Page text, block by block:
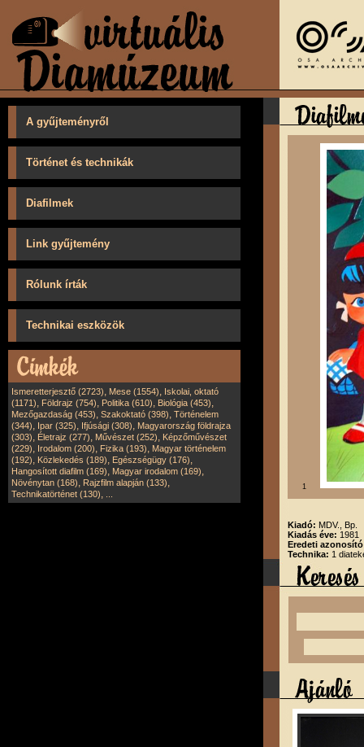
A gyűjteményről
Történet és technikák
Diafilmek
Link gyűjtemény
Rólunk írták
Technikai eszközök
Ismeretterjesztő (2723), Mese (1554), Iskolai, oktató
(1171), Földrajz (754), Politika (610), Biológia (453),
Mezőgazdaság (453), Szakoktató (398), Történelem
(344), Ipar (325), Ifjúsági (308), Magyarország földrajza
(303), Életrajz (277), Művészet (252), Képzőművészet
(229), Irodalom (200), Fizika (193), Magyar történelem
(192), Közlekedés (189), Egészségügy (176),
Hangosított diafilm (169), Magyar irodalom (169),
Növénytan (168), Rajzfilm alapján (133),
Technikatörténet (130),
1
Kiadó: MDV., Bp.
Kiadás éve: 1981
Eredeti
Technika: 1